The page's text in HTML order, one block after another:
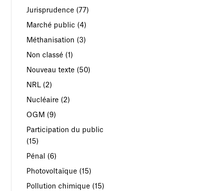
Jurisprudence (77)
Marché public (4)
Méthanisation (3)
Non classé (1)
Nouveau texte (50)
NRL (2)
Nucléaire (2)
OGM (9)
Participation du public
(15)
Pénal (6)
Photovoltaïque (15)
Pollution chimique (15)